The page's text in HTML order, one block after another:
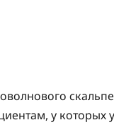
у которых